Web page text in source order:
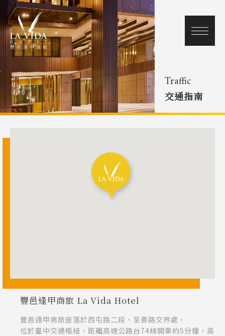
Traffic
交通指南
豐邑逢甲商旅 La Vida Hotel
豐邑逢甲商旅座落於西屯路二段、至善路交界處，
位於臺中交通樞紐，距離高速公路台74線開車約5分鐘，高
漫遊台中
客服資訊